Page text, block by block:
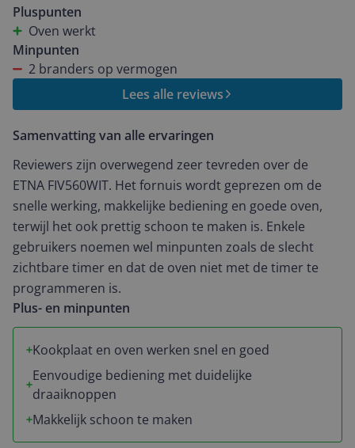
de fabrikant en expert zwijgt in alle talen. Reageert
nergens op. Dus nooit geen. ETNA meer. Diep
teleurgesteld.
Pluspunten
Oven werkt
Minpunten
2 branders op vermogen
Lees alle reviews
Samenvatting van alle ervaringen
Reviewers zijn overwegend zeer tevreden over de
ETNA FIV560WIT. Het fornuis wordt geprezen om de
snelle werking, makkelijke bediening en goede oven,
terwijl het ook prettig schoon te maken is. Enkele
gebruikers noemen wel minpunten zoals de slecht
zichtbare timer en dat de oven niet met de timer te
programmeren is.
Plus- en minpunten
Kookplaat en oven werken snel en goed
Eenvoudige bediening met duidelijke
draaiknoppen
Makkelijk schoon te maken